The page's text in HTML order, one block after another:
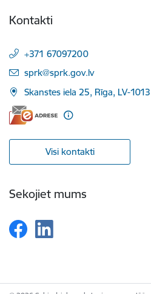
Kontakti
+371 67097200
E-pasts:
sprk@sprk.gov.lv
Skanstes iela 25, Rīga, LV-1013
Visi kontakti
Sekojiet mums